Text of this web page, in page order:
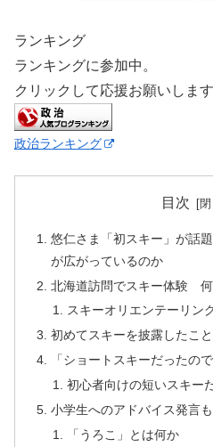
ランキング
ランキングに参加中。
クリックして応援お願いします
政治ランキング
目次
悠仁さま「初スキー」が話
が広がっているのか
北海道訪問でスキー体験
スキーオリエンテーリン
初めてスキーを披露したこ
「ショートスキーだったの
初心者向けの短いスキー
小学生へのアドバイス発言
「うろこ」とは何か